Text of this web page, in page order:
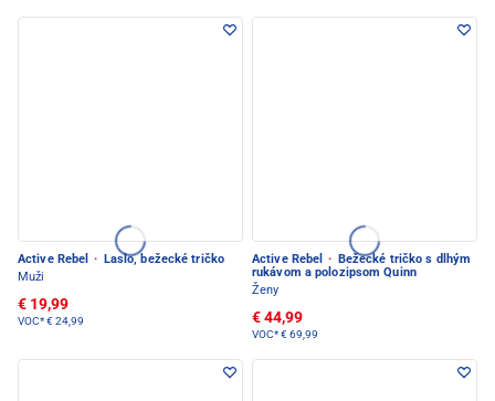
Active Rebel · Laslo, bežecké tričko
Muži
€ 19,99
VOC*€ 24,99
Active Rebel · Bežecké tričko s dlhým
rukávom a polozipsom Quinn
Ženy
€ 44,99
VOC*€ 69,99